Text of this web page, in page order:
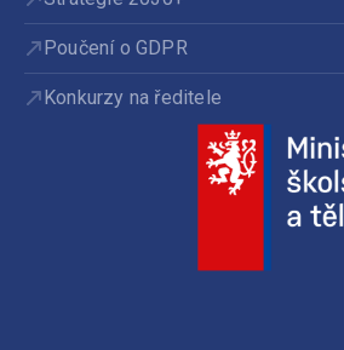
Poučení o GDPR
Konkurzy na ředitele